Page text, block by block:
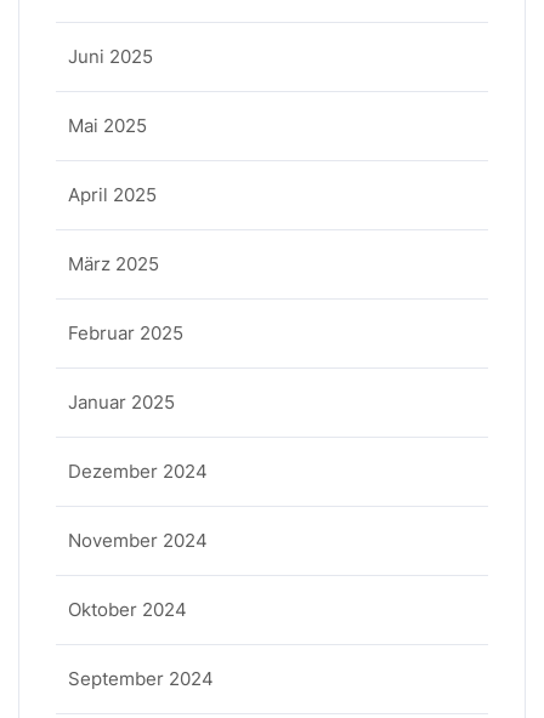
Juni 2025
Mai 2025
April 2025
März 2025
Februar 2025
Januar 2025
Dezember 2024
November 2024
Oktober 2024
September 2024